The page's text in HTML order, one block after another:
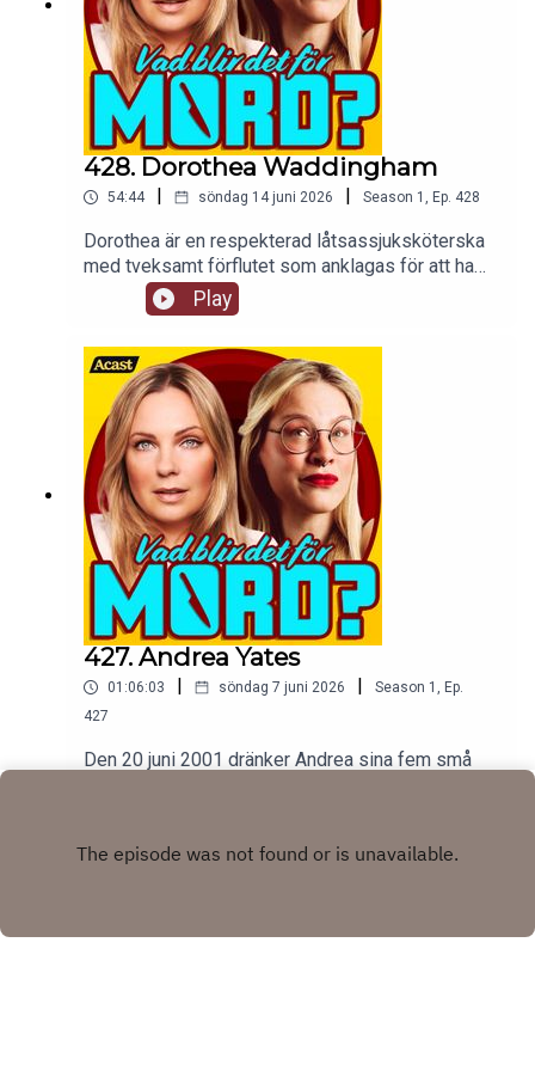
428. Dorothea Waddingham
54:44 söndag 14 juni 2026 Season 1 , Ep. 428
Dorothea är en respekterad låtsassjuksköterska
med tveksamt förflutet som anklagas för att ha
mördat två patienter på sitt vårdhem. Vi
spekulerar vilt i om hon gjorde det eller ej.tw: vi
påstår att morfin är gott och det tar vi starkt
avstånd ifrån såhär i efterhand
Play
427. Andrea Yates
01:06:03 söndag 7 juni 2026 Season 1 , Ep.
427
Den 20 juni 2001 dränker Andrea sina fem små
psykisk sjukdom, våld mot barn